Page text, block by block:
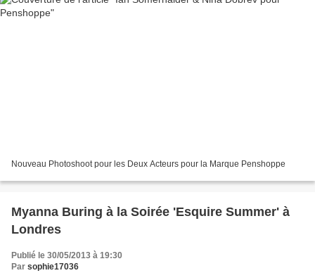
Nouveau Photoshoot pour les Deux Acteurs pour la Marque Penshoppe
Myanna Buring à la Soirée 'Esquire Summer' à
Londres
Publié le 30/05/2013 à 19:30
Par sophie17036